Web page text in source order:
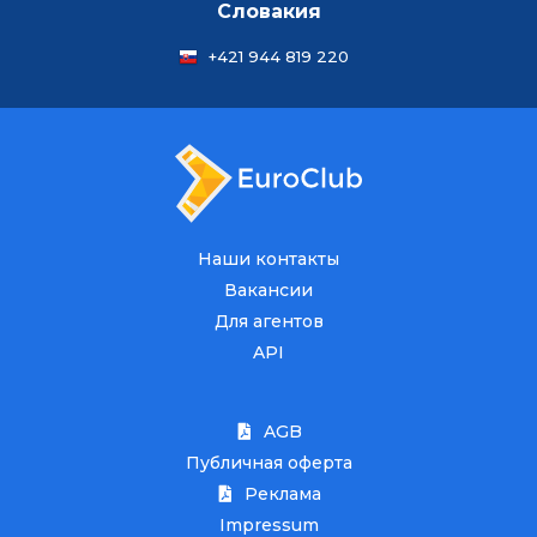
Словакия
+421 944 819 220
Наши контакты
Вакансии
Для агентов
API
AGB
Публичная оферта
Реклама
Impressum